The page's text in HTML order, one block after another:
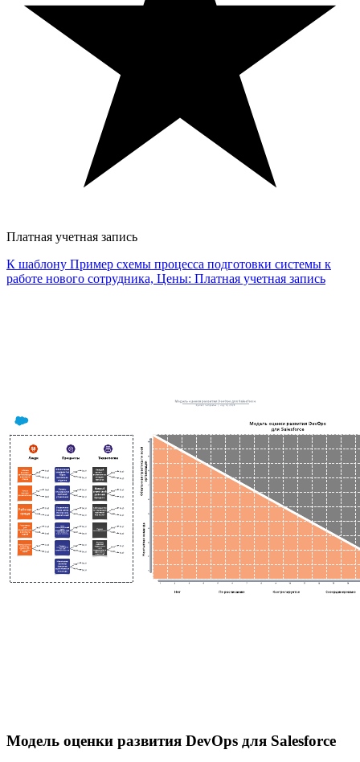
Платная учетная запись
К шаблону Пример схемы процесса подготовки системы к
работе нового сотрудника, Цены: Платная учетная запись
Модель оценки развития DevOps для Salesforce